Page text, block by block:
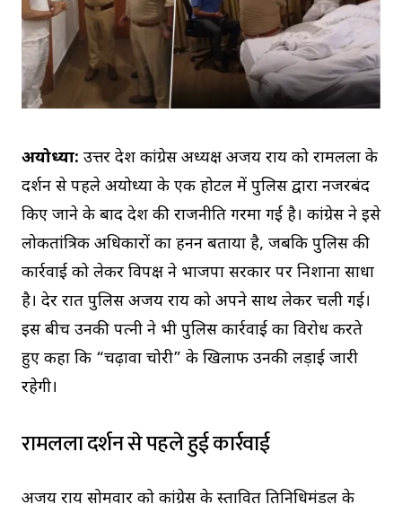
अयोध्या: उत्तर प्रदेश कांग्रेस अध्यक्ष अजय राय को रामलला के
दर्शन से पहले अयोध्या के एक होटल में पुलिस द्वारा नजरबंद
किए जाने के बाद प्रदेश की राजनीति गरमा गई है। कांग्रेस ने इसे
लोकतांत्रिक अधिकारों का हनन बताया है, जबकि पुलिस की
कार्रवाई को लेकर विपक्ष ने भाजपा सरकार पर निशाना साधा
है। देर रात पुलिस अजय राय को अपने साथ लेकर चली गई।
इस बीच उनकी पत्नी ने भी पुलिस कार्रवाई का विरोध करते
हुए कहा कि “चढ़ावा चोरी” के खिलाफ उनकी लड़ाई जारी
रहेगी।
रामलला दर्शन से पहले हुई कार्रवाई
अजय राय सोमवार को कांग्रेस के प्रस्तावित प्रतिनिधिमंडल के